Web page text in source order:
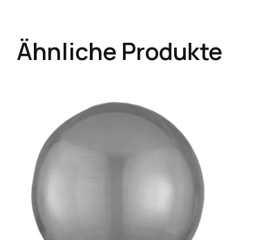
Ähnliche Produkte